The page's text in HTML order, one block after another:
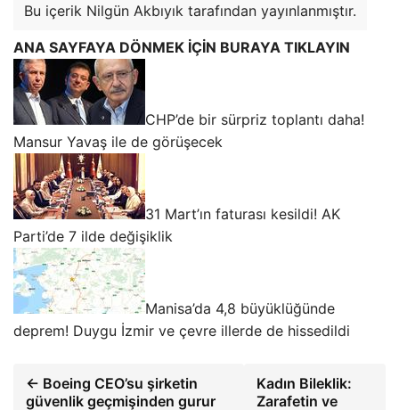
Bu içerik Nilgün Akbıyık tarafından yayınlanmıştır.
ANA SAYFAYA DÖNMEK İÇİN BURAYA TIKLAYIN
CHP’de bir sürpriz toplantı daha!
Mansur Yavaş ile de görüşecek
31 Mart’ın faturası kesildi! AK
Parti’de 7 ilde değişiklik
Manisa’da 4,8 büyüklüğünde
deprem! Duygu İzmir ve çevre illerde de hissedildi
← Boeing CEO’su şirketin
güvenlik geçmişinden gurur
Kadın Bileklik:
Zarafetin ve